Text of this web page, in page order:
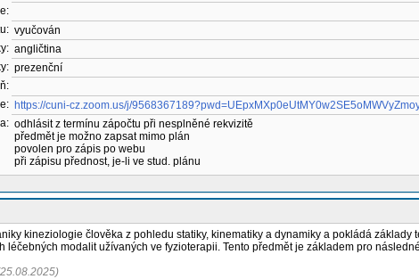
vyučován
angličtina
prezenční
https://cuni-cz.zoom.us/j/
odhlásit z termínu zápočtu při nesplněné rekvizitě
předmět je možno zapsat mimo plán
povolen pro zápis po webu
při zápisu přednost, je-li ve stud. plánu
kineziologie člověka z pohledu statiky, kinematiky a dynamiky a pokládá
léčebných modalit užívaných ve fyzioterapii. Tento předmět je základem pro